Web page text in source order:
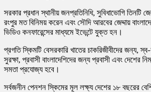
সরকার প্রধান স্থানীয় জনপ্রতিনিধি, সুবিধাভোগি তিনটি
রংপুর মত বিনিময় করেন এবং সৌদি আরবের জেদ্দায়
ভিডিও কনফারেন্সের মাধ্যমে ইভেন্টে যুক্ত হন।
প্রগতি স্কিমটি বেসরকারি খাতের চাকরিজীবীদের জন্য,
সুরক্ষা, প্রবাসী বাংলাদেশিদের জন্য প্রবাসী এবং দেশের
সমতা প্রযোজ্য হবে।
সর্বজনীন পেনশন স্কিমের মূল লক্ষ্য দেশের ১৮ বছরের